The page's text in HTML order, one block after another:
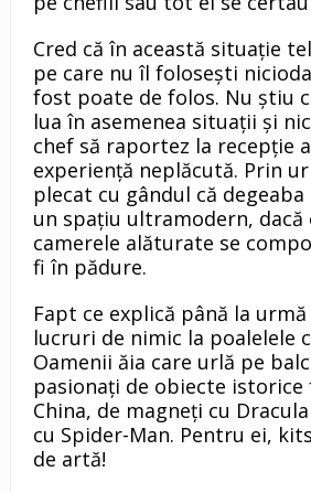
Cred că în această situaţie
pe care nu îl foloseşti
fost poate de folos. Nu ştiu
lua în asemenea situaţii şi
chef să raportez la recepţie
experienţă neplăcută. Prin
plecat cu gândul că
un spaţiu ultramodern, dacă
camerele alăturate se
fi în pădure.
Fapt ce explică până la
lucruri de nimic la poalelele
Oamenii ăia care urlă pe
pasionaţi de obiecte
China, de magneţi cu
cu Spider-Man. Pentru ei,
de artă!